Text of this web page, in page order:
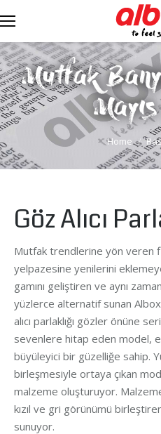
Mutfak
You are here: Home
Göz Alıcı
Mutfak trendlerine yön veren
yelpazesine yenilerini
gamını geliştiren ve aynı
yüzlerce alternatif sunan
alıcı parlaklığı gözler önüne
sevenlere hitap eden model,
büyüleyici bir güzelliğe sahip.
birleşmesiyle ortaya çıkan
malzeme oluşturuyor. Malzeme
kızıl ve gri görünümü
sunuyor.